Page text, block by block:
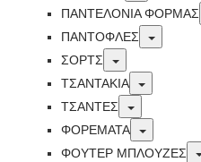
ΠΑΝΤΕΛΟΝΙΑ ΦΟΡΜΑΣ
ΠΑΝΤΟΦΛΕΣ
Toggle
ΣΟΡΤΣ
Toggle
ΤΣΑΝΤΑΚΙΑ
Toggle
ΤΣΑΝΤΕΣ
Toggle
ΦΟΡΕΜΑΤΑ
Toggle
ΦΟΥΤΕΡ ΜΠΛΟΥΖΕΣ